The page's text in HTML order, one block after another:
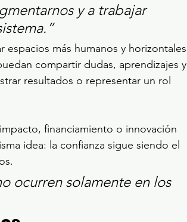
y a trabajar
más humanos y horizontales
compartir dudas, aprendizajes y
resultados o representar un rol
financiamiento o innovación
idea: la confianza sigue siendo el
ocurren solamente en los